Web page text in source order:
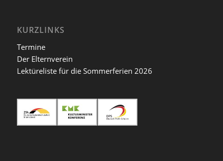
KURZLINKS
Termine
Der Elternverein
Lektüreliste für die Sommerferien 2026